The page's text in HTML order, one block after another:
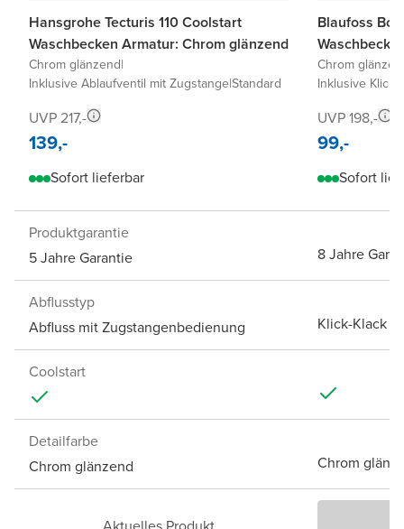
Hansgrohe Tecturis 110 Coolstart
Waschbecken Armatur: Chrom glänzend
Chrom glänzend|
Inklusive Ablaufventil mit Zugstange|Standard
UVP 217,-
139,-
Sofort lieferbar
Blaufoss
Chrom
Inklusive
UVP 198,-
99,-
Sofort
Produktgarantie
5 Jahre Garantie
8 Jahre
Abflusstyp
Abfluss mit Zugstangenbedienung
Klick-Klack
Coolstart
Detailfarbe
Chrom glänzend
Chrom